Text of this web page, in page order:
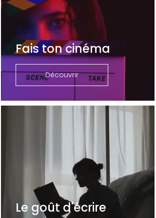
Fais ton cinéma
Découvrir
Le goût d'écrire